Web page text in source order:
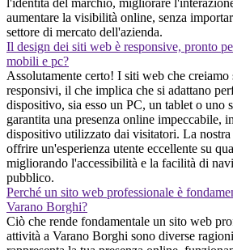
l'identità del marchio, migliorare
aumentare la visibilità online, senza
settore di mercato dell'azienda.
Il design dei siti web è responsive, pronto
mobili e pc?
Assolutamente certo! I siti web che creiamo
responsivi, il che implica che si adattano
dispositivo, sia esso un PC, un tablet o uno
garantita una presenza online impeccabile,
dispositivo utilizzato dai visitatori. La
offrire un'esperienza utente eccellente su
migliorando l'accessibilità e la facilità di
pubblico.
Perché un sito web professionale è
Varano Borghi?
Ciò che rende fondamentale un sito web
attività a Varano Borghi sono diverse